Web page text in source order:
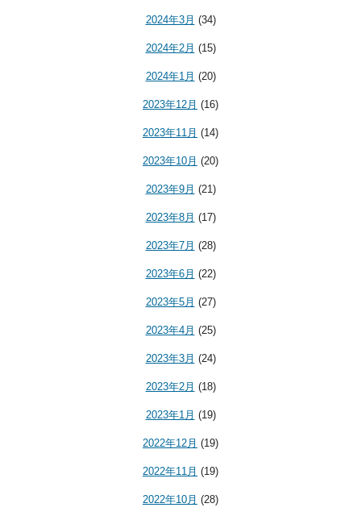
2024年3月 (34)
2024年2月 (15)
2024年1月 (20)
2023年12月 (16)
2023年11月 (14)
2023年10月 (20)
2023年9月 (21)
2023年8月 (17)
2023年7月 (28)
2023年6月 (22)
2023年5月 (27)
2023年4月 (25)
2023年3月 (24)
2023年2月 (18)
2023年1月 (19)
2022年12月 (19)
2022年11月 (19)
2022年10月 (28)